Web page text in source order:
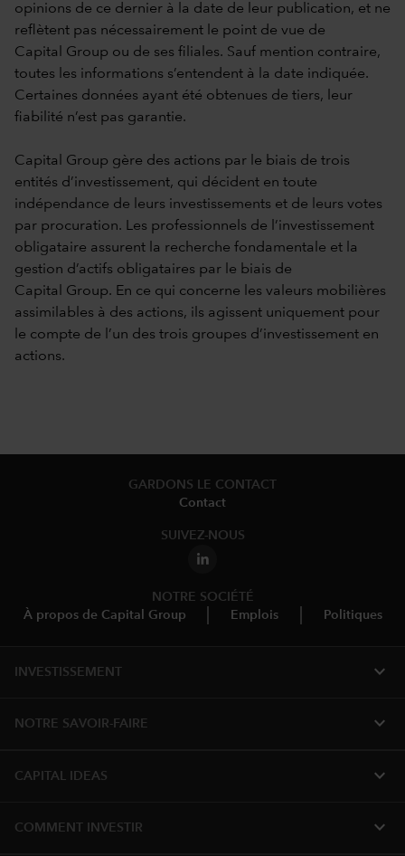
opinions de ce dernier à la date de leur publication, et ne
reflètent pas nécessairement le point de vue de
Capital Group ou de ses filiales. Sauf mention contraire,
toutes les informations s’entendent à la date indiquée.
Certaines données ayant été obtenues de tiers, leur
fiabilité n’est pas garantie.
Capital Group gère des actions par le biais de trois
entités d’investissement, qui décident en toute
indépendance de leurs investissements et de leurs votes
par procuration. Les professionnels de l’investissement
obligataire assurent la recherche fondamentale et la
gestion d’actifs obligataires par le biais de
Capital Group. En ce qui concerne les valeurs mobilières
assimilables à des actions, ils agissent uniquement pour
le compte de l’un des trois groupes d’investissement en
actions.
GARDONS LE CONTACT
Contact
SUIVEZ-NOUS
NOTRE SOCIÉTÉ
À propos de Capital Group
Emplois Politiques
INVESTISSEMENT expand_more
NOTRE SAVOIR-FAIRE expand_more
CAPITAL IDEAS expand_more
COMMENT INVESTIR expand_more